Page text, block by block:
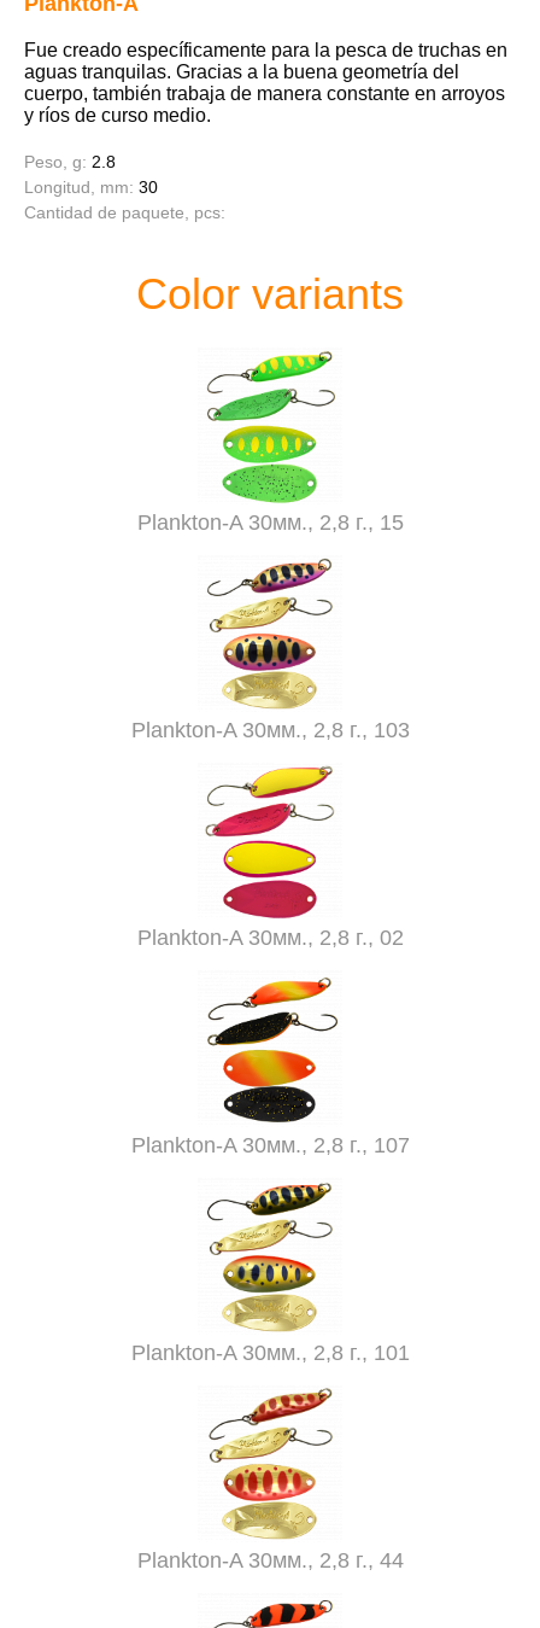
Fue creado específicamente para la pesca de truchas en
aguas tranquilas. Gracias a la buena geometría del
cuerpo, también trabaja de manera constante en arroyos
y ríos de curso medio.
Peso, g: 2.8
Longitud, mm: 30
Cantidad de paquete, pcs:
Color variants
Plankton-A 30мм., 2,8 г., 15
Plankton-A 30мм., 2,8 г., 103
Plankton-A 30мм., 2,8 г., 02
Plankton-A 30мм., 2,8 г., 107
Plankton-A 30мм., 2,8 г., 101
Plankton-A 30мм., 2,8 г., 44